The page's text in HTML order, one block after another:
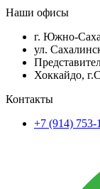
Наши офисы
г. Южно-
ул.
Хоккайдо,
Контакты
+7 (914) 753-